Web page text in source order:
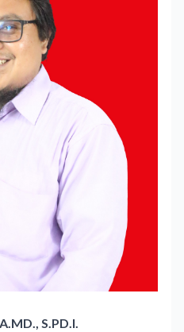
S.PD.I.